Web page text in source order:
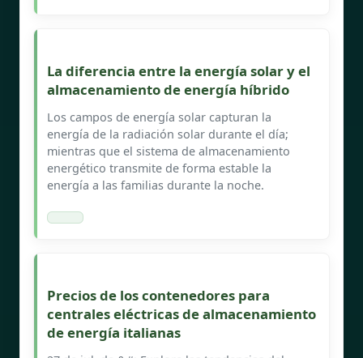
La diferencia entre la energía solar y el
almacenamiento de energía híbrido
Los campos de energía solar capturan la
energía de la radiación solar durante el día;
mientras que el sistema de almacenamiento
energético transmite de forma estable la
energía a las familias durante la noche.
Precios de los contenedores para
centrales eléctricas de almacenamiento
de energía italianas